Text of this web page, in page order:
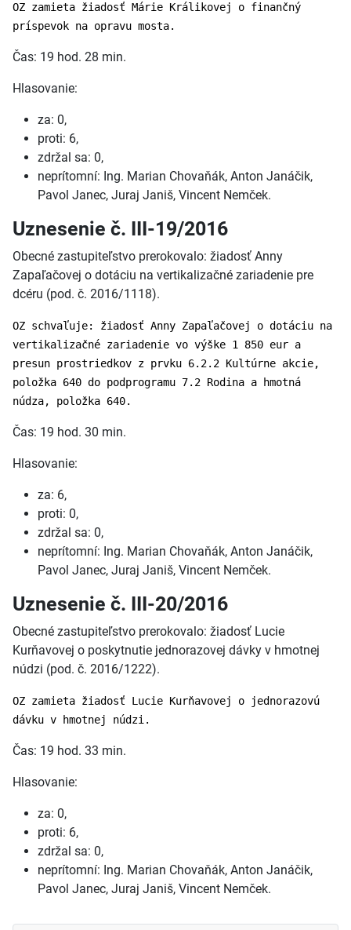
OZ zamieta žiadosť Márie Králikovej o finančný
príspevok na opravu mosta.
Čas: 19 hod. 28 min.
Hlasovanie:
za: 0,
proti: 6,
zdržal sa: 0,
neprítomní: Ing. Marian Chovaňák, Anton Janáčik,
Pavol Janec, Juraj Janiš, Vincent Nemček.
Uznesenie č. III-19/2016
Obecné zastupiteľstvo prerokovalo: žiadosť Anny
Zapaľačovej o dotáciu na vertikalizačné zariadenie pre
dcéru (pod. č. 2016/1118).
OZ schvaľuje: žiadosť Anny Zapaľačovej o dotáciu na
vertikalizačné zariadenie vo výške 1 850 eur a
presun prostriedkov z prvku 6.2.2 Kultúrne akcie,
položka 640 do podprogramu 7.2 Rodina a hmotná
núdza, položka 640.
Čas: 19 hod. 30 min.
Hlasovanie:
za: 6,
proti: 0,
zdržal sa: 0,
neprítomní: Ing. Marian Chovaňák, Anton Janáčik,
Pavol Janec, Juraj Janiš, Vincent Nemček.
Uznesenie č. III-20/2016
Obecné zastupiteľstvo prerokovalo: žiadosť Lucie
Kurňavovej o poskytnutie jednorazovej dávky v hmotnej
núdzi (pod. č. 2016/1222).
OZ zamieta žiadosť Lucie Kurňavovej o jednorazovú
dávku v hmotnej núdzi.
Čas: 19 hod. 33 min.
Hlasovanie:
za: 0,
proti: 6,
zdržal sa: 0,
neprítomní: Ing. Marian Chovaňák, Anton Janáčik,
Pavol Janec, Juraj Janiš, Vincent Nemček.